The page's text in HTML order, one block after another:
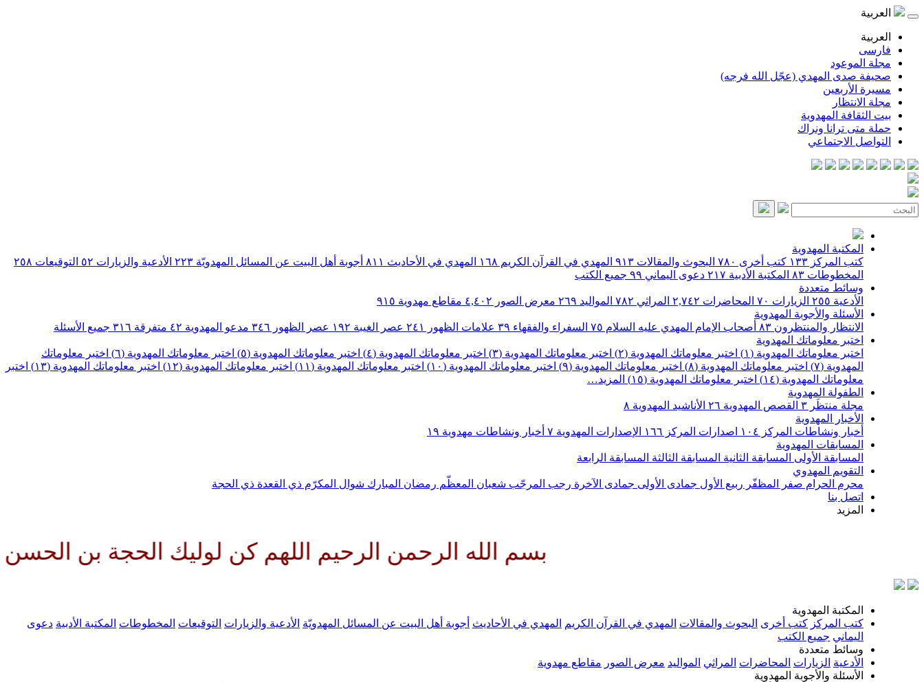
العربية
العربية
فارسی
مجلة الموعود
صحيفة صدى المهدي (عجّل الله فرجه)
مسيرة الأربعين
مجلة الانتظار
بيت الثقافة المهدوية
حملة متى ترانا ونراك
التواصل الاجتماعي
المكتبة المهدوية
كتب المركز ١٣٣ كتب أخرى ٧٨٠ البحوث والمقالات ٩١٣ المهدي في القرآن الكريم ١٦٨ المهدي في الأحاديث ٨١١ أجوبة أهل البيت عن المسائل المهدويّة ٢٢٣ الأدعية والزيارات ٥٢ التوقيعات ٢٥٨
المخطوطات ٨٣ المكتبة الأدبية ٢١٧ دعوى اليماني ٩٩ جميع الكتب
وسائط متعددة
الأدعية ٢٥٥ الزيارات ٧٠ المحاضرات ٢,٧٤٢ المراثي ٧٨٢ المواليد ٢٦٩ معرض الصور ٤,٤٠٢ مقاطع مهدوية ٩١٥
الأسئلة والأجوبة المهدوية
الانتظار والمنتظرون ٨٣ أصحاب الإمام المهدي عليه السلام ٧٥ السفراء والفقهاء ٣٩ علامات الظهور ٢٤١ عصر الغيبة ١٩٢ عصر الظهور ٣٤٦ مدعو المهدوية ٤٢ متفرقة ٣١٦ جميع الأسئلة
اختبر معلوماتك المهدوية
اختبر معلوماتك المهدوية (١)
اختبر معلوماتك المهدوية (٢) اختبر معلوماتك المهدوية (٣) اختبر معلوماتك المهدوية (٤) اختبر معلوماتك المهدوية (٥) اختبر معلوماتك المهدوية (٦)
اختبر معلوماتك
المهدوية (٧)
اختبر معلوماتك المهدوية (٨) اختبر معلوماتك المهدوية (٩) اختبر معلوماتك المهدوية (١٠) اختبر معلوماتك المهدوية (١١) اختبر معلوماتك المهدوية (١٢) اختبر معلوماتك المهدوية (١٣)
اختبر
معلوماتك المهدوية (١٤)
اختبر معلوماتك المهدوية (١٥)
المزيد…
الطفولة المهدوية
مجلة منتظَر ٣ القصص المهدوية ٢٦ الأناشيد المهدوية ٨
الأخبار المهدوية
أخبار ونشاطات المركز ١٠٤ اصدارات المركز ١٦٦ الإصدارات المهدوية ٧ أخبار ونشاطات مهدوية ١٩
المسابقات المهدوية
المسابقة الأولى المسابقة الثانية المسابقة الثالثة المسابقة الرابعة
التقويم المهدوي
محرم الحرام صفر المظفّر ربيع الأول جمادى الأولى جمادى الآخرة رجب المرجّب شعبان المعظّم رمضان المبارك شوال المكرّم ذي القعدة ذي الحجة
اتصل بنا
المزيد
بسم الله الرحمن الرحيم اللهم كن لوليك الحجة بن الحسن
المكتبة المهدوية
كتب المركز كتب أخرى البحوث والمقالات المهدي في القرآن الكريم المهدي في الأحاديث أجوبة أهل البيت عن المسائل المهدويّة الأدعية والزيارات التوقيعات المخطوطات المكتبة الأدبية دعوى
اليماني جميع الكتب
وسائط متعددة
الأدعية الزيارات المحاضرات المراثي المواليد معرض الصور مقاطع مهدوية
الأسئلة والأجوبة المهدوية